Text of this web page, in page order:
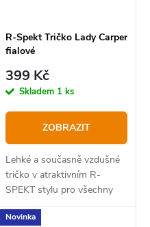
R-Spekt Tričko Lady Carper
fialové
399 Kč
Skladem 1 ks
ZOBRAZIT
Lehké a současně vzdušné
tričko v atraktivním R-
SPEKT stylu pro všechny
slečny fandící stylovému
rybářskému oblečení
Novinka